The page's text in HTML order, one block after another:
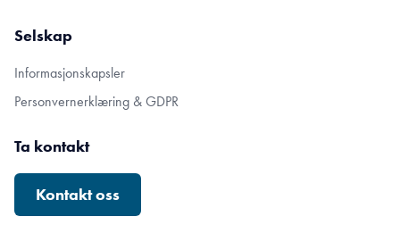
Selskap
Informasjonskapsler
Personvernerklæring & GDPR
Ta kontakt
Kontakt oss